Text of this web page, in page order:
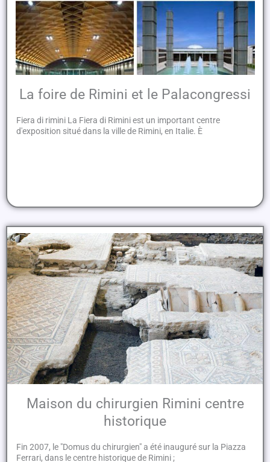
La foire de Rimini et le Palacongressi
Fiera di rimini La Fiera di Rimini est un important centre
d'exposition situé dans la ville de Rimini, en Italie. È
Maison du chirurgien Rimini centre
historique
Fin 2007, le "Domus du chirurgien" a été inauguré sur la Piazza
Ferrari, dans le centre historique de Rimini ;